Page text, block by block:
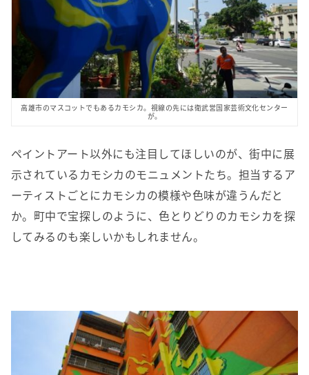
高雄市のマスコットでもあるカモシカ。視線の先には衛武営国家芸術文化センター
が。
ペイントアート以外にも注目してほしいのが、街中に展
示されているカモシカのモニュメントたち。担当するア
ーティストごとにカモシカの模様や色味が違うんだと
か。町中で宝探しのように、色とりどりのカモシカを探
してみるのも楽しいかもしれません。